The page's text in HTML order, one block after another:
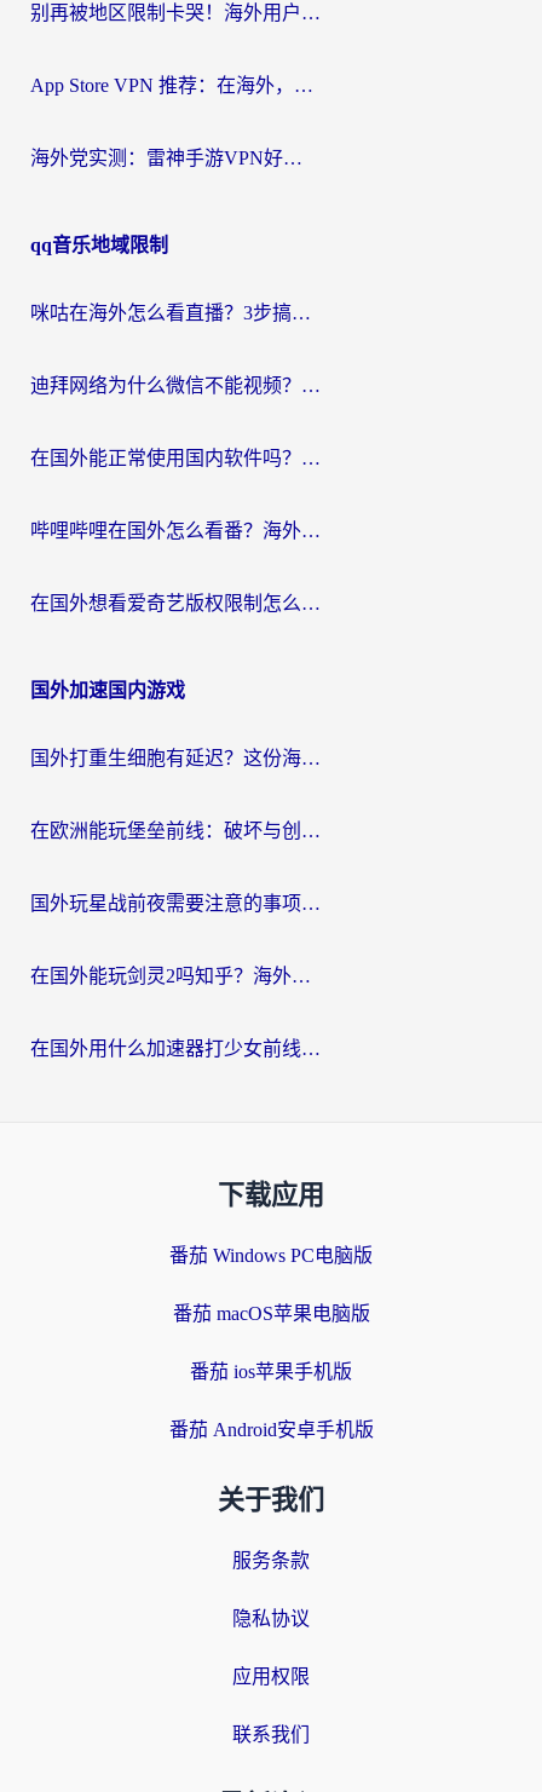
别再被地区限制卡哭！海外用户vpn中国下载全攻略，无缝刷剧办公社交
App Store VPN 推荐：在海外，如何找回那扇回家的“任意门”？
海外党实测：雷神手游VPN好用吗？和闪电VPN对比哪个回国效果更好？附小众工具深度测评
qq音乐地域限制
咪咕在海外怎么看直播？3步搞定地域限制，还能畅看腾讯视频与国内热剧
迪拜网络为什么微信不能视频？海外党必看的回国加速全攻略
在国外能正常使用国内软件吗？海外党亲测有效的无缝访问指南
哔哩哔哩在国外怎么看番？海外党追剧看片的终极解决方案
在国外想看爱奇艺版权限制怎么办？海外华人必看的追剧自由指南
国外加速国内游戏
国外打重生细胞有延迟？这份海外畅玩国服游戏加速器终极指南请收好
在欧洲能玩堡垒前线：破坏与创造吗？海外党国服游戏不卡顿的秘密
国外玩星战前夜需要注意的事项：一份来自老玩家的网络生存指南
在国外能玩剑灵2吗知乎？海外党亲测有效的国服游戏加速指南
在国外用什么加速器打少女前线：云图计划不卡？一个老玩家的掏心分享
下载应用
番茄 Windows PC电脑版
番茄 macOS苹果电脑版
番茄 ios苹果手机版
番茄 Android安卓手机版
关于我们
服务条款
隐私协议
应用权限
联系我们